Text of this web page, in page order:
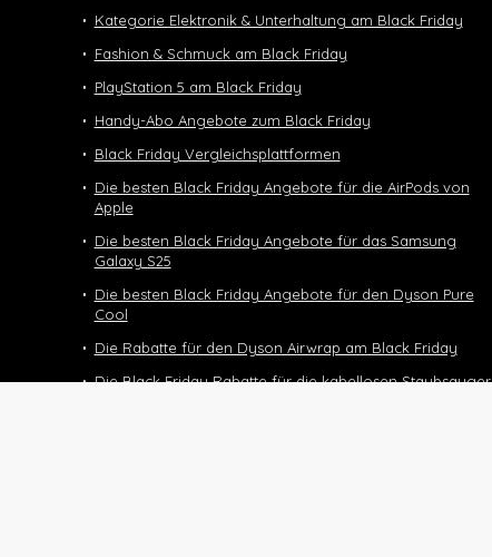
Kategorie Elektronik & Unterhaltung am Black Friday
Fashion & Schmuck am Black Friday
PlayStation 5 am Black Friday
Handy-Abo Angebote zum Black Friday
Black Friday Vergleichsplattformen
Die besten Black Friday Angebote für die AirPods von
Apple
Die besten Black Friday Angebote für das Samsung
Galaxy S25
Die besten Black Friday Angebote für den Dyson Pure
Cool
Die Rabatte für den Dyson Airwrap am Black Friday
Die Black Friday Rabatte für die kabellosen Staubsauger